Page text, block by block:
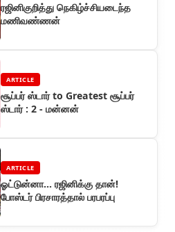
ரஜினிகுறித்து நெகிழ்ச்சியடைந்த
மணிவண்ணன்
ARTICLE
சூப்பர் ஸ்டார் to Greatest சூப்பர்
ஸ்டார் : 2 - மன்னன்
ARTICLE
ஓட்டுன்னா... ரஜினிக்கு தான்!
போஸ்டர் பிரசாரத்தால் பரபரப்பு